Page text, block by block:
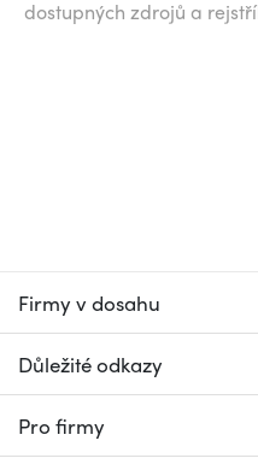
dostupných zdrojů a
Firmy v dosahu
Důležité odkazy
Pro firmy